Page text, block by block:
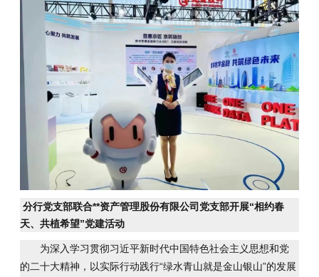
分行党支部联合**资产管理股份有限公司党支部开展“相约春
天、共植希望”党建活动
为深入学习贯彻习近平新时代中国特色社会主义思想和党
的二十大精神，以实际行动践行“绿水青山就是金山银山”的发展